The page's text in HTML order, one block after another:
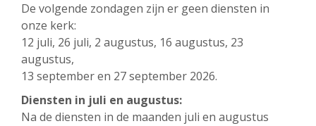
De volgende zondagen zijn er geen diensten in
onze kerk:
12 juli, 26 juli, 2 augustus, 16 augustus, 23
augustus,
13 september en 27 september 2026.
Diensten in juli en augustus:
Na de diensten in de maanden juli en augustus